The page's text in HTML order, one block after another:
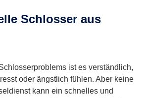
Schlosser aus
ist es verständlich,
oder ängstlich fühlen. Aber keine
kann ein schnelles und